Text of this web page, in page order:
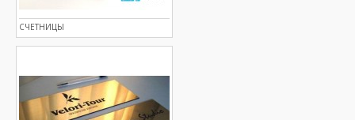
СЧЕТНИЦЫ